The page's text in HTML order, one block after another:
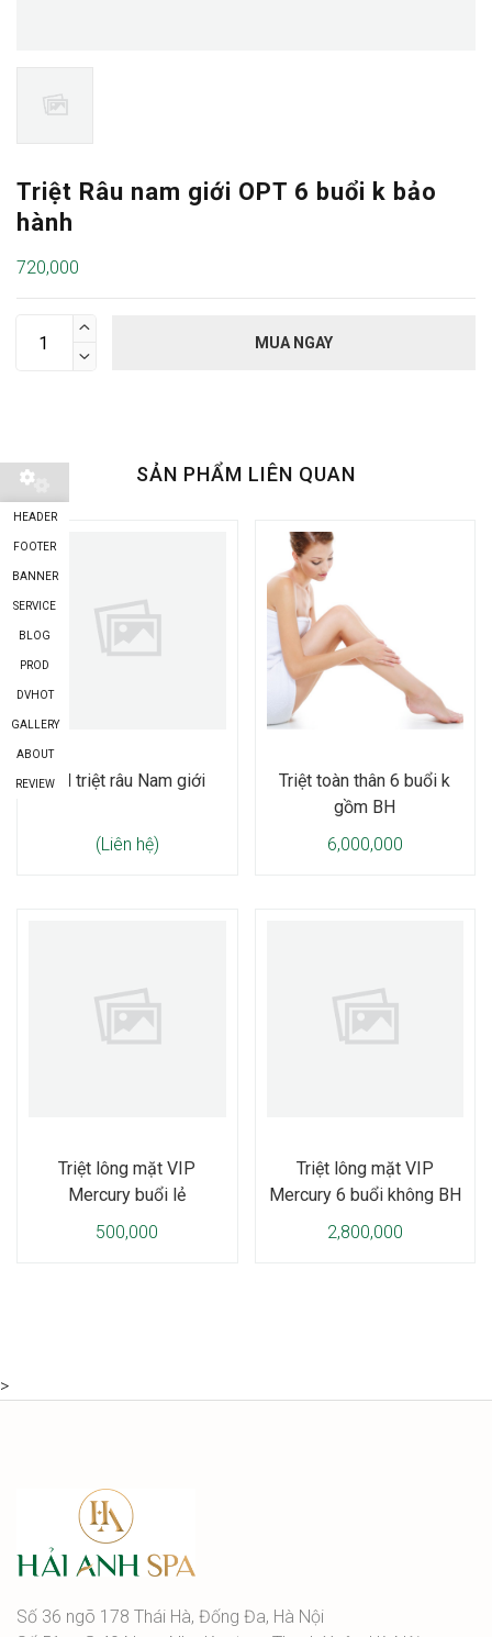
Triệt Râu nam giới OPT 6 buổi k bảo
hành
720,000


MUA NGAY
SẢN PHẨM LIÊN QUAN
BH triệt râu Nam giới
(Liên hệ)
Triệt toàn thân 6 buổi k
gồm BH
6,000,000
Triệt lông mặt VIP
Mercury buổi lẻ
500,000
Triệt lông mặt VIP
Mercury 6 buổi không BH
2,800,000
>
Số 36 ngõ 178 Thái Hà, Đống Đa, Hà Nội
HEADER
FOOTER
BANNER
SERVICE
BLOG
PROD
DVHOT
GALLERY
ABOUT
REVIEW